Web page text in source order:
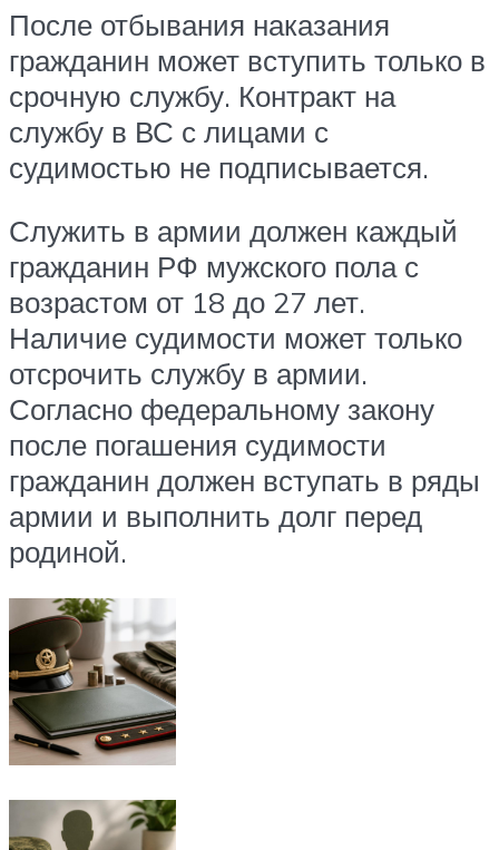
После отбывания наказания
гражданин может вступить только в
срочную службу. Контракт на
службу в ВС с лицами с
судимостью не подписывается.
Служить в армии должен каждый
гражданин РФ мужского пола с
возрастом от 18 до 27 лет.
Наличие судимости может только
отсрочить службу в армии.
Согласно федеральному закону
после погашения судимости
гражданин должен вступать в ряды
армии и выполнить долг перед
родиной.